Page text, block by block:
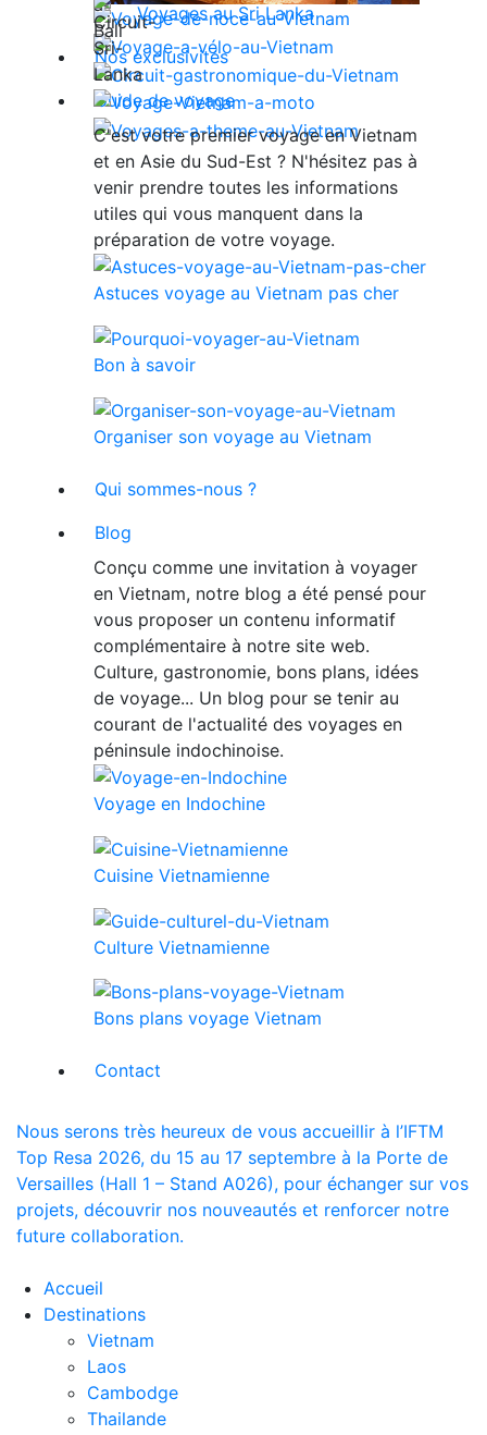
Voyages au Sri Lanka
Nos exclusivités
Guide de voyage
C'est votre premier voyage en Vietnam
et en Asie du Sud-Est ? N'hésitez pas à
venir prendre toutes les informations
utiles qui vous manquent dans la
préparation de votre voyage.
Astuces voyage au Vietnam pas cher
Bon à savoir
Organiser son voyage au Vietnam
Qui sommes-nous ?
Blog
Conçu comme une invitation à voyager
en Vietnam, notre blog a été pensé pour
vous proposer un contenu informatif
complémentaire à notre site web.
Culture, gastronomie, bons plans, idées
de voyage... Un blog pour se tenir au
courant de l'actualité des voyages en
péninsule indochinoise.
Voyage en Indochine
Cuisine Vietnamienne
Culture Vietnamienne
Bons plans voyage Vietnam
Contact
Nous serons très heureux de vous accueillir à l’IFTM
Top Resa 2026, du 15 au 17 septembre à la Porte de
Versailles (Hall 1 – Stand A026), pour échanger sur vos
projets, découvrir nos nouveautés et renforcer notre
future collaboration.
Accueil
Destinations
Vietnam
Laos
Cambodge
Thailande